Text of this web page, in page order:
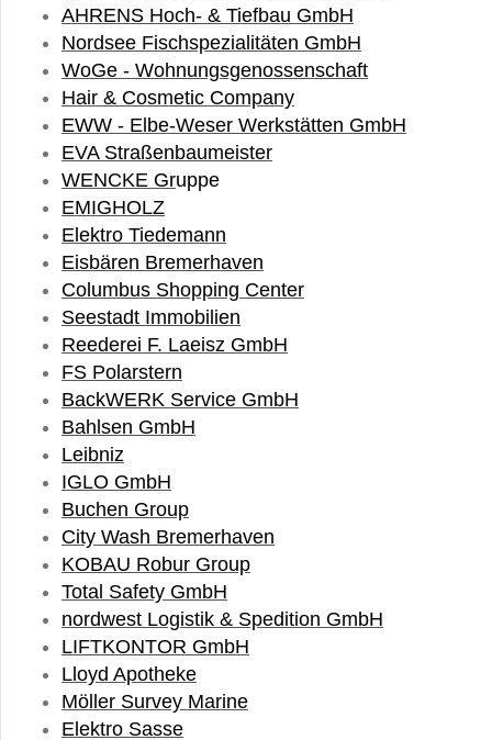
AHRENS Hoch- & Tiefbau GmbH
Nordsee Fischspezialitäten GmbH
WoGe - Wohnungsgenossenschaft
Hair & Cosmetic Company
EWW - Elbe-Weser Werkstätten GmbH
EVA Straßenbaumeister
WENCKE Gruppe
EMIGHOLZ
Elektro Tiedemann
Eisbären Bremerhaven
Columbus Shopping Center
Seestadt Immobilien
Reederei F. Laeisz GmbH
FS Polarstern
BackWERK Service GmbH
Bahlsen GmbH
Leibniz
IGLO GmbH
Buchen Group
City Wash Bremerhaven
KOBAU Robur Group
Total Safety GmbH
nordwest Logistik & Spedition GmbH
LIFTKONTOR GmbH
Lloyd Apotheke
Möller Survey Marine
Elektro Sasse